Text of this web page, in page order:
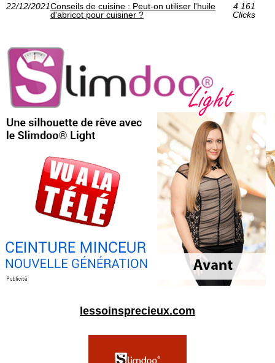
22/12/2021Conseils de cuisine : Peut-on utiliser l'huile
d'abricot pour cuisiner ?
4 161
Clicks
lessoinsprecieux.com